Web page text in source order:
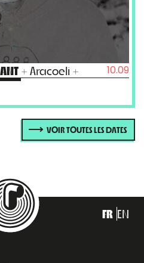
+ Aracoeli +
10.09
VOIR TOUTES LES DATES
FR EN